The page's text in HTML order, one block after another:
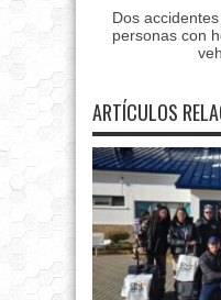
Dos
personas con
ARTÍCULOS